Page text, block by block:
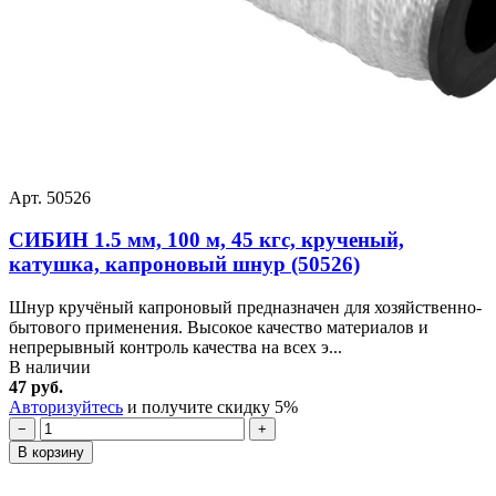
Арт. 50526
СИБИН 1.5 мм, 100 м, 45 кгс, крученый,
катушка, капроновый шнур (50526)
Шнур кручёный капроновый предназначен для хозяйственно-
бытового применения. Высокое качество материалов и
непрерывный контроль качества на всех э...
В наличии
47 руб.
Авторизуйтесь и получите скидку 5%
−
+
В корзину